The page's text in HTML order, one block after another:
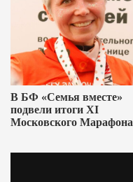
В БФ «Семья вместе»
подвели итоги XI
Московского Марафона